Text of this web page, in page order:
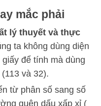
mắc phải
lý thuyết và thực
ta không dùng diện
để tính mà dùng
và 32).
từ phân số sang số
quên dấu xấp xỉ (